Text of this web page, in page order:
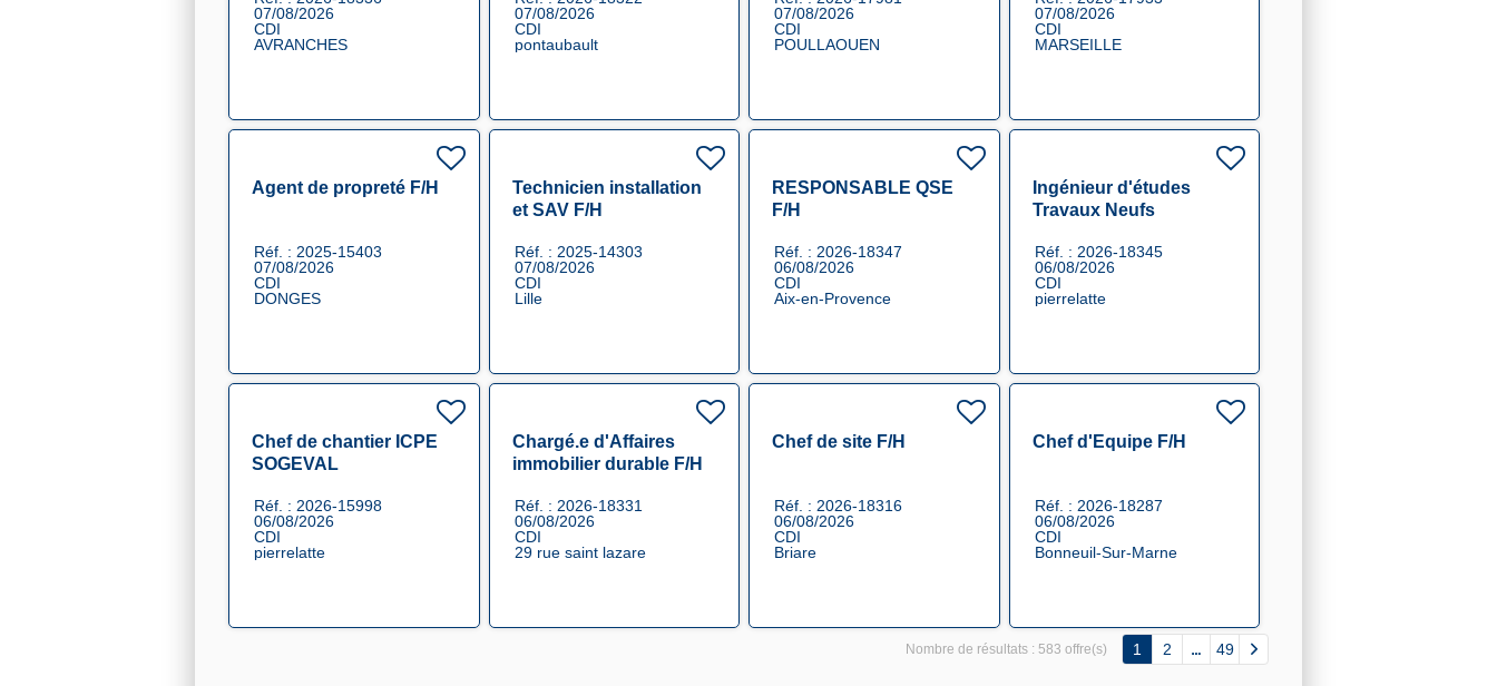
07/08/2026
CDI
AVRANCHES
07/08/2026
CDI
pontaubault
07/08/2026
CDI
POULLAOUEN
07/08/2026
CDI
MARSEILLE
Agent de propreté F/H
Réf. : 2025-15403
07/08/2026
CDI
DONGES
Technicien installation
et SAV F/H
Réf. : 2025-14303
07/08/2026
CDI
Lille
RESPONSABLE QSE
F/H
Réf. : 2026-18347
06/08/2026
CDI
Aix-en-Provence
Ingénieur d'études
Travaux Neufs
Réf. : 2026-18345
06/08/2026
CDI
pierrelatte
Chef de chantier ICPE
SOGEVAL
Réf. : 2026-15998
06/08/2026
CDI
pierrelatte
Chargé.e d'Affaires
immobilier durable F/H
Réf. : 2026-18331
06/08/2026
CDI
29 rue saint lazare
Chef de site F/H
Réf. : 2026-18316
06/08/2026
CDI
Briare
Chef d'Equipe F/H
Réf. : 2026-18287
06/08/2026
CDI
Bonneuil-Sur-Marne
Nombre de résultats : 583 offre(s) 1 2 49